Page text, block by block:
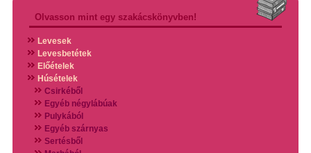
Olvasson mint egy szakácskönyvben!
Levesek
Levesbetétek
Előételek
Húsételek
Csirkéből
Egyéb négylábúak
Pulykából
Egyéb szárnyas
Sertésből